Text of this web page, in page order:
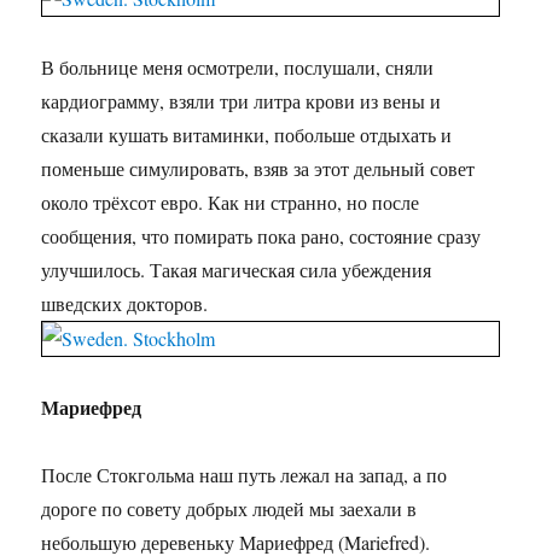
В больнице меня осмотрели, послушали, сняли
кардиограмму, взяли три литра крови из вены и
сказали кушать витаминки, побольше отдыхать и
поменьше симулировать, взяв за этот дельный совет
около трёхсот евро. Как ни странно, но после
сообщения, что помирать пока рано, состояние сразу
улучшилось. Такая магическая сила убеждения
шведских докторов.
Мариефред
После Стокгольма наш путь лежал на запад, а по
дороге по совету добрых людей мы заехали в
небольшую деревеньку Мариефред (Mariefred).